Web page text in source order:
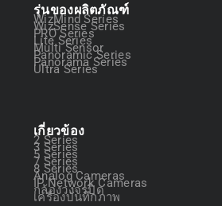
รุ่นของผลิตภัณฑ์
WizMind Series
WizSense Series
PRO Series
Lite Series
Multi Sensor
Panoramic Series
Panorama Series
Ultra Series
เกี่ยวข้อง
2 Series
3 Series
5 Series
7 Series
8 Series
Analog Cameras
IP Network Cameras
กล้องวงจรปิด
เครื่องบันทึกภาพ